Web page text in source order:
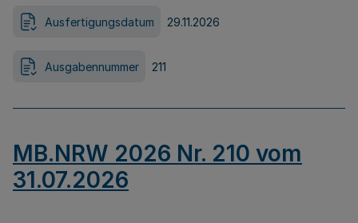
Ausfertigungsdatum 29.11.2026
Ausgabennummer 211
MB.NRW 2026 Nr. 210 vom
31.07.2026